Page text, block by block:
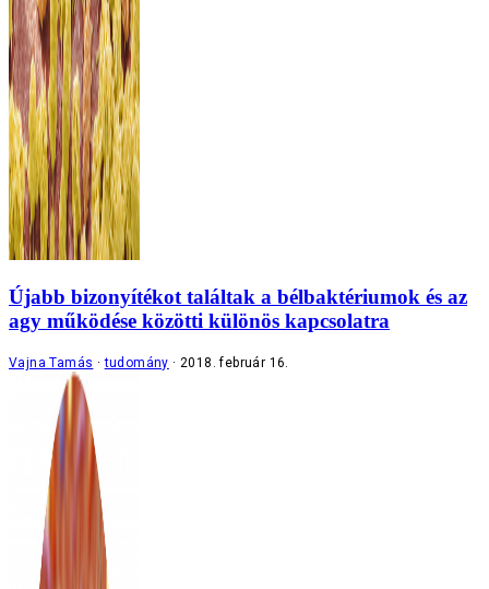
Újabb bizonyítékot találtak a bélbaktériumok és az
agy működése közötti különös kapcsolatra
Vajna Tamás tudomány 2018. február 16.